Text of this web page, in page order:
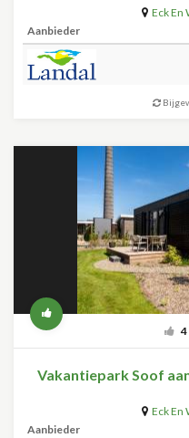
Eck En
Aanbieder
4
Vakantiepark Soof
Eck En
Aanbieder